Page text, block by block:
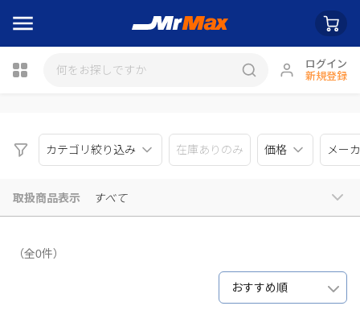
ログイン
新規登録
カテゴリ絞り込み 在庫ありのみ 価格 メー
取扱商品表示 すべて
（全0件）
おすすめ順